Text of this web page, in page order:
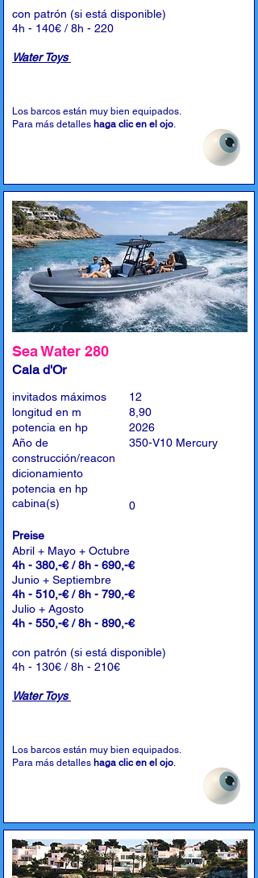
con patrón (si está disponible)
4h - 140€ / 8h - 220
Water Toys
Los barcos están muy bien equipados.
Para más detalles haga clic en el ojo.
Sea Water 280
Cala d'Or
invitados máximos
longitud en m
potencia en hp
Año de
construcción/reacon
dicionamiento
potencia en hp
cabina(s)
12
8,90
2026
350-V10 Mercury
0
Preise
Abril + Mayo + Octubre
4h - 380,-€ / 8h - 690,-€
Junio + Septiembre
4h - 510,-€ / 8h - 790,-€
Julio + Agosto
4h - 550,-€ / 8h - 890,-€
con patrón (si está disponible)
4h - 130€ / 8h - 210€
Water Toys
Los barcos están muy bien equipados.
Para más detalles haga clic en el ojo.